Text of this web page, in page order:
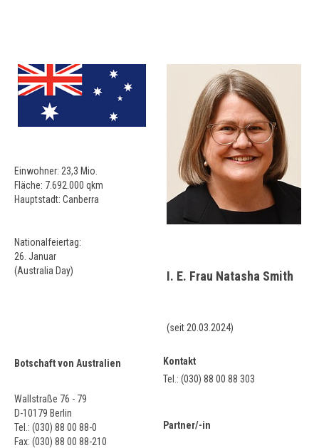
Einwohner: 23,3 Mio.
Fläche: 7.692.000 qkm
Hauptstadt: Canberra
Nationalfeiertag:
26. Januar
(Australia Day)
I. E. Frau Natasha Smith
(seit 20.03.2024)
Botschaft von Australien
Wallstraße 76 - 79
D-10179 Berlin
Tel.: (030) 88 00 88-0
Fax: (030) 88 00 88-210
Kontakt
Tel.: (030) 88 00 88 303
Partner/-in